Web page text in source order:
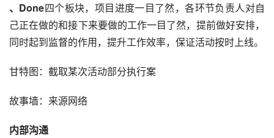
、Done四个板块，项目进度一目了然，各环节负责人对自
己正在做的和接下来要做的工作一目了然，提前做好安排，
同时起到监督的作用，提升工作效率，保证活动按时上线。
甘特图：截取某次活动部分执行案
故事墙：来源网络
内部沟通